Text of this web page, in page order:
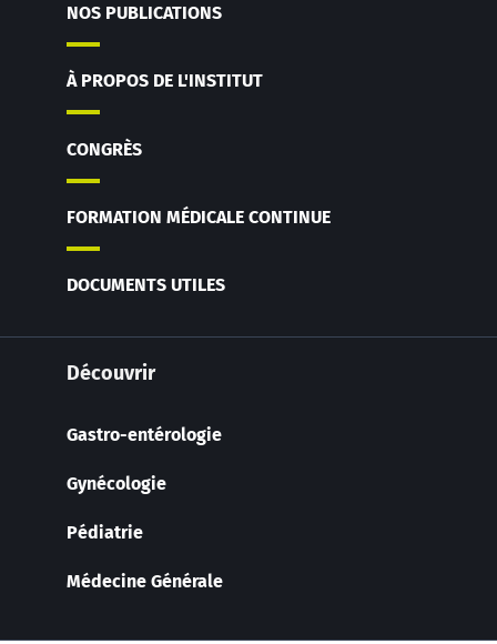
NOS PUBLICATIONS
À PROPOS DE L'INSTITUT
CONGRÈS
FORMATION MÉDICALE CONTINUE
DOCUMENTS UTILES
Découvrir
Gastro-entérologie
Gynécologie
Pédiatrie
Médecine Générale